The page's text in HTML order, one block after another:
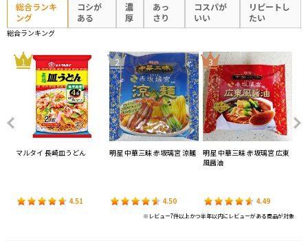
総合ランキ
ング
コシが
ある
濃
厚
あっ
さり
コスパが
いい
リピートし
たい
総合ランキング
1
マルタイ 長崎皿うどん
4.51
2
明星 中華三昧 赤坂璃宮 涼麺
4.50
3
明星 中華三昧 赤坂璃宮 広東
風醤油
4.49
※レビュー7件以上かつ半年以内にレビューがある商品が対象